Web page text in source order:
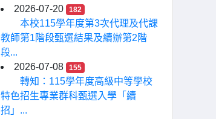
2026-07-20
182
本校115學年度第3次代理及代課
教師第1階段甄選結果及續辦第2階
段...
2026-07-08
155
轉知：115學年度高級中等學校
特色招生專業群科甄選入學「續
招」...